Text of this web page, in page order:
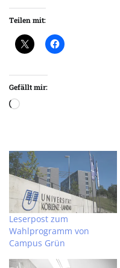
Teilen mit:
Gefällt mir:
Wird
Leserpost zum
Wahlprogramm von
Campus Grün